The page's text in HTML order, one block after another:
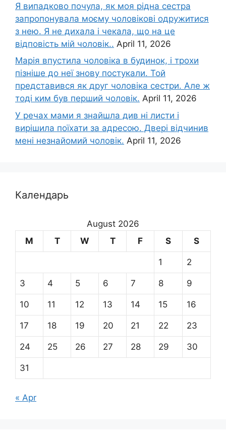
Я випадково почула, як моя рідна сестра
запропонувала моєму чоловікові одружитися
з нею. Я не дихала і чекала, що на це
відповість мій чоловік.. April 11, 2026
Марія впустила чоловіка в будинок, і трохи
пізніше до неї знову постукали. Той
представився як друг чоловіка сестри. Але ж
тоді ким був перший чоловік. April 11, 2026
У речах мами я знайшла див ні листи і
вирішила поїхати за адресою. Двері відчинив
мені незнайомий чоловік. April 11, 2026
Календарь
August 2026
M
T W T F S S
1 2
3 4 5 6 7 8 9
10 11 12 13 14 15 16
17 18 19 20 21 22 23
24 25 26 27 28 29 30
31
« Apr